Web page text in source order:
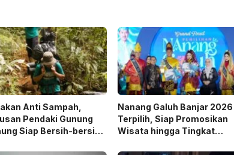
Anti Sampah,
Pendaki Gunung
Siap Bersih-bersih
Nanang Galuh Banjar 2026
Terpilih, Siap Promosikan
Wisata hingga Tingkat